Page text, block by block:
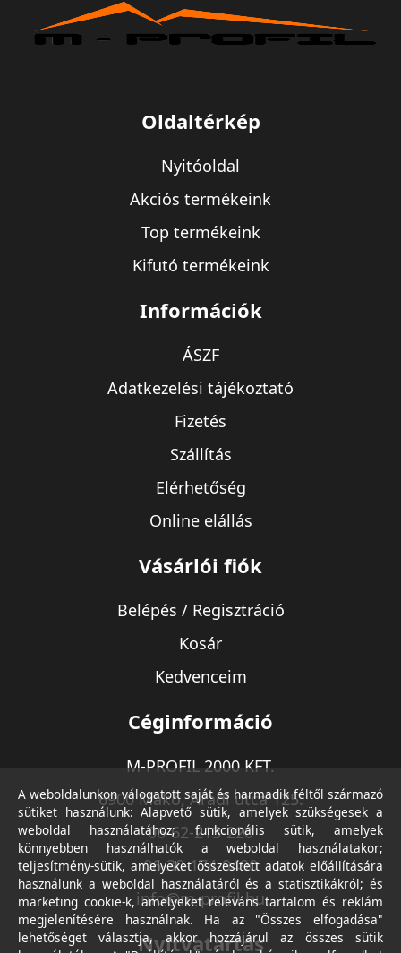
Oldaltérkép
Nyitóoldal
Akciós termékeink
Top termékeink
Kifutó termékeink
Információk
ÁSZF
Adatkezelési tájékoztató
Fizetés
Szállítás
Elérhetőség
Online elállás
Vásárlói fiók
Belépés / Regisztráció
Kosár
Kedvenceim
Céginformáció
M-PROFIL 2000 KFT.
6900 Makó, Aradi utca 125.
06-62-213-220
06-30-174-9490
info@m-profil.hu
Nyitvatartás
A weboldalunkon válogatott saját és harmadik féltől származó
sütiket használunk: Alapvető sütik, amelyek szükségesek a
weboldal használatához; funkcionális sütik, amelyek
könnyebben használhatók a weboldal használatakor;
teljesítmény-sütik, amelyeket összesített adatok előállítására
használunk a weboldal használatáról és a statisztikákról; és
marketing cookie-k, amelyeket releváns tartalom és reklám
megjelenítésére használnak. Ha az "Összes elfogadása"
lehetőséget választja, akkor hozzájárul az összes sütik